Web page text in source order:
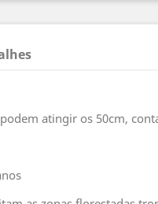
atingir os 50cm,